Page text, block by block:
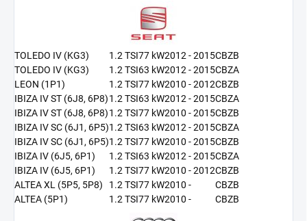
TOLEDO IV (KG3) 1.2 TSI77 kW2012 - 2015CBZB
TOLEDO IV (KG3)
1.2 TSI63 kW2012 - 2015CBZA
LEON (1P1)
1.2 TSI77 kW2010 - 2012CBZB
IBIZA IV ST (6J8, 6P8)1.2 TSI63 kW2012 - 2015CBZA
IBIZA IV ST (6J8, 6P8)1.2 TSI77 kW2010 - 2015CBZB
IBIZA IV SC (6J1, 6P5)1.2 TSI63 kW2012 - 2015CBZA
IBIZA IV SC (6J1, 6P5)1.2 TSI77 kW2010 - 2015CBZB
IBIZA IV (6J5, 6P1)
1.2 TSI63 kW2012 - 2015CBZA
IBIZA IV (6J5, 6P1)
1.2 TSI77 kW2010 - 2012CBZB
ALTEA XL (5P5, 5P8)
1.2 TSI77 kW2010 -
CBZB
ALTEA (5P1)
1.2 TSI77 kW2010 - CBZB